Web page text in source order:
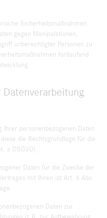
Sicherheits­maßnahmen
gegen Manipulationen,
unberechtigter Personen zu
fortlaufend
Ihrer personenbezogenen Daten
die Rechtsgrundlage für die
a DSGVO).
Daten für die Zwecke der
mit Ihnen ist Art. 6 Abs.
Daten zur